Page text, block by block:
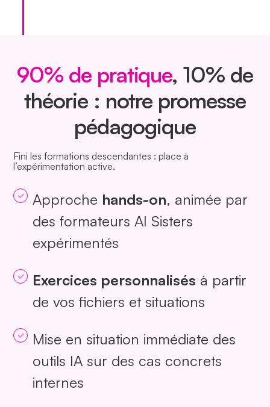
90% de pratique, 10% de
théorie : notre promesse
pédagogique
Fini les formations descendantes : place à
l’expérimentation active.
Approche hands-on, animée par
des formateurs AI Sisters
expérimentés
Exercices personnalisés à partir
de vos fichiers et situations
Mise en situation immédiate des
outils IA sur des cas concrets
internes